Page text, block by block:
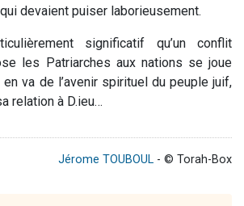
devaient puiser laborieusement.
significatif qu’un conflit
les Patriarches aux nations se joue
va de l’avenir spirituel du peuple juif,
relation à D.ieu…
Jérome TOUBOUL - © Torah-Box